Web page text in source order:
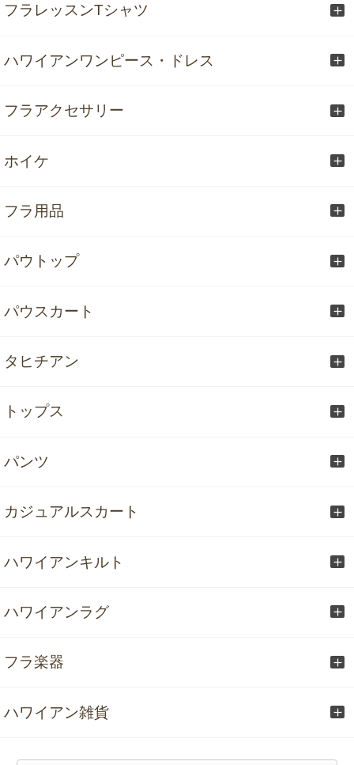
フラレッスンTシャツ
ハワイアンワンピース・ドレス
フラアクセサリー
ホイケ
フラ用品
パウトップ
パウスカート
タヒチアン
トップス
パンツ
カジュアルスカート
ハワイアンキルト
ハワイアンラグ
フラ楽器
ハワイアン雑貨